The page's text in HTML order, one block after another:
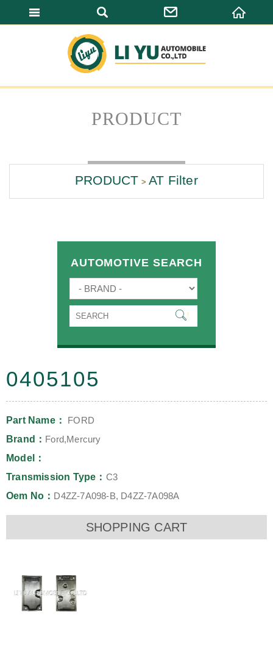
PRODUCT
PRODUCT AT Filter
AUTOMOTIVE SEARCH
0405105
Part Name：
FORD
Brand： Ford,Mercury
Model：
Transmission Type： C3
Oem No： D4ZZ-7A098-B, D4ZZ-7A098A
SHOPPING CART